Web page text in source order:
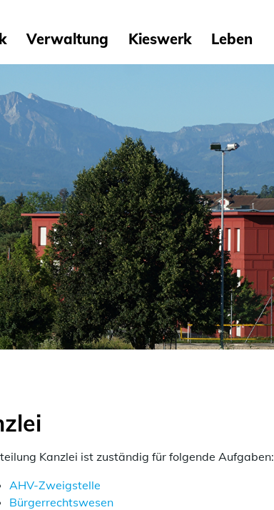
Verwaltung Kieswerk Leben
Kanzlei ist zuständig für folgende Aufgaben:
AHV-Zweigstelle
Bürgerrechtswesen
Objekte